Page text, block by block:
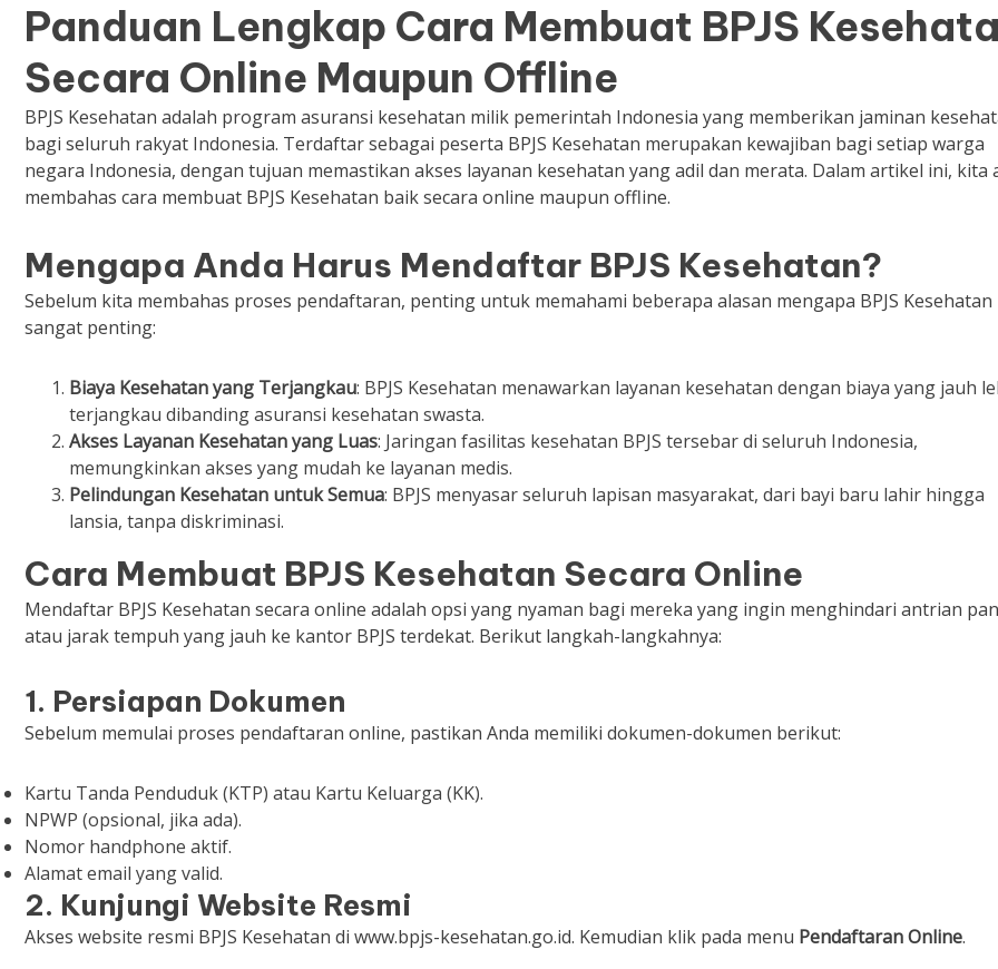
Panduan Lengkap Cara Membuat BPJS
Secara Online Maupun Offline
BPJS Kesehatan adalah program asuransi kesehatan milik pemerintah Indonesia yang memberikan jaminan
bagi seluruh rakyat Indonesia. Terdaftar sebagai peserta BPJS Kesehatan merupakan kewajiban bagi setiap warga
negara Indonesia, dengan tujuan memastikan akses layanan kesehatan yang adil dan merata. Dalam artikel ini, kita
membahas cara membuat BPJS Kesehatan baik secara online maupun offline.
Mengapa Anda Harus Mendaftar BPJS Kesehatan?
Sebelum kita membahas proses pendaftaran, penting untuk memahami beberapa alasan mengapa BPJS Kesehatan
sangat penting:
Biaya Kesehatan yang Terjangkau: BPJS Kesehatan menawarkan layanan kesehatan dengan biaya yang jauh
terjangkau dibanding asuransi kesehatan swasta.
Akses Layanan Kesehatan yang Luas: Jaringan fasilitas kesehatan BPJS tersebar di seluruh Indonesia,
memungkinkan akses yang mudah ke layanan medis.
Pelindungan Kesehatan untuk Semua: BPJS menyasar seluruh lapisan masyarakat, dari bayi baru lahir hingga
lansia, tanpa diskriminasi.
Cara Membuat BPJS Kesehatan Secara Online
Mendaftar BPJS Kesehatan secara online adalah opsi yang nyaman bagi mereka yang ingin menghindari antrian
atau jarak tempuh yang jauh ke kantor BPJS terdekat. Berikut langkah-langkahnya:
1. Persiapan Dokumen
Sebelum memulai proses pendaftaran online, pastikan Anda memiliki dokumen-dokumen berikut:
Kartu Tanda Penduduk (KTP) atau Kartu Keluarga (KK).
NPWP (opsional, jika ada).
Nomor handphone aktif.
Alamat email yang valid.
2. Kunjungi Website Resmi
Akses website resmi BPJS Kesehatan di www.bpjs-kesehatan.go.id. Kemudian klik pada menu Pendaftaran Online.